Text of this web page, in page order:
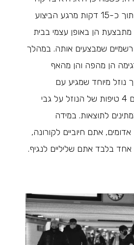
שמספקת תשובה תוך כ-15 דקות מרגע הביצוע
הן באופן עצמי בבית
רשמיים שמבצעים אותה. במהלך
הן מהפה והן מהאף
נוזל מיוחד שמגיע עם
הבדיקה. מטפטפים 4 טיפות של הנוזל על גבי
לתוצאות. במידה
אתם חיוביים לקורונה,
בלבד אתם שליליים לנגיף.